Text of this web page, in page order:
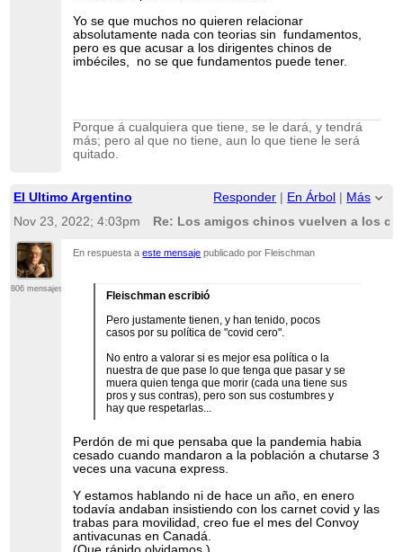
Que opinan de esto?
Pd: Pensaba escribir algo pero iba a
quedar como "conspiranoico".
Para encontrar a China por número de casos hay
que bajar a las catacumbas de esta estadística
hasta el puesto 104, detrás de Luxemburgo.
https://www.worldometers.info/coronavirus/
Yo se que muchos no quieren relacionar
absolutamente nada con teorias sin fundamentos,
pero es que acusar a los dirigentes chinos de
imbéciles, no se que fundamentos puede tener.
Porque á cualquiera que tiene, se le dará, y tendrá
más; pero al que no tiene, aun lo que tiene le será
quitado.
El Ultimo Argentino Responder En Árbol
Más
Nov 23, 2022; 4:03pm
Re: Los amigos chinos vuelven a los
806 mensajes
En respuesta aeste mensaje publicado por Fleischman
Fleischman escribió
Pero justamente tienen, y han tenido, pocos
casos por su política de "covid cero".
No entro a valorar si es mejor esa política o la
nuestra de que pase lo que tenga que pasar y se
muera quien tenga que morir (cada una tiene sus
pros y sus contras), pero son sus costumbres y
hay que respetarlas...
Perdón de mi que pensaba que la pandemia habia
cesado cuando mandaron a la población a chutarse 3
veces una vacuna express.
Y estamos hablando ni de hace un año, en enero
todavía andaban insistiendo con los carnet covid y las
trabas para movilidad, creo fue el mes del Convoy
antivacunas en Canadá.